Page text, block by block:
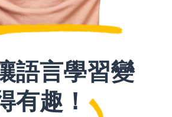
語言學習變
有趣！